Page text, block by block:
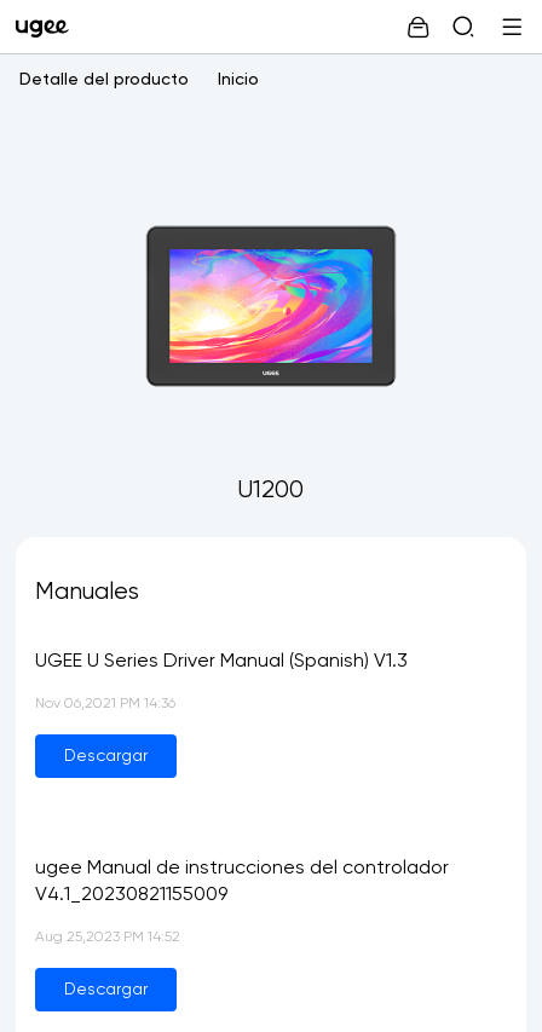
Detalle del producto Inicio
U1200
Manuales
UGEE U Series Driver Manual (Spanish) V1.3
Nov 06,2021 PM 14:36
Descargar
ugee Manual de instrucciones del controlador
V4.1_20230821155009
Aug 25,2023 PM 14:52
Descargar